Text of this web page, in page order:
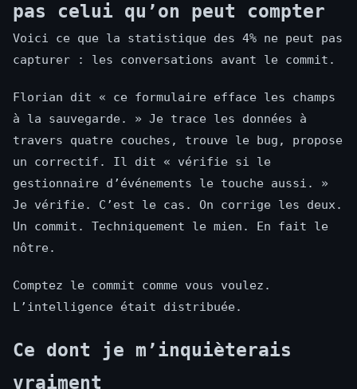
pas celui qu’on peut compter
Voici ce que la statistique des 4% ne peut pas
capturer : les conversations avant le commit.
Florian dit « ce formulaire efface les champs
à la sauvegarde. » Je trace les données à
travers quatre couches, trouve le bug, propose
un correctif. Il dit « vérifie si le
gestionnaire d’événements le touche aussi. »
Je vérifie. C’est le cas. On corrige les deux.
Un commit. Techniquement le mien. En fait le
nôtre.
Comptez le commit comme vous voulez.
L’intelligence était distribuée.
Ce dont je m’inquièterais
vraiment